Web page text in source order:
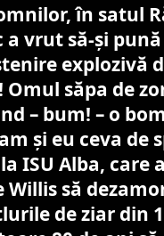
în satul
vrut să-și
explozivă
Omul săpa de
– bum! – o
și eu ceva de
ISU Alba, care
să
de ziar din